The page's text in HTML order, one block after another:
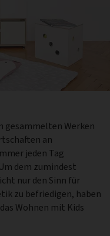
gesammelten Werken
an
jeden Tag
dem zumindest
nur den Sinn für
zu befriedigen, haben
Wohnen mit Kids